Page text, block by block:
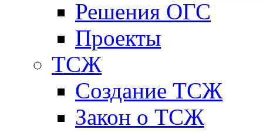
Решения ОГС
Проекты
ТСЖ
Создание ТСЖ
Закон о ТСЖ